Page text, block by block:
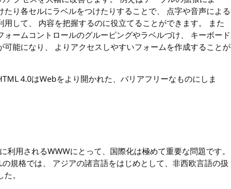
たり各セルにラベルをつけたりすることで、 点字や音声による
用して、 内容を把握するのに役立てることができます。 また
ームコントロールのグルーピングやラベルづけ、 キーボード
可能になり、 よりアクセスしやすいフォームを作成することが
4.0はWebをより開かれた、バリアフリーなものにしま
利用されるWWWにとって、国際化は極めて重要な問題です。
の規格では、 アジアの諸言語をはじめとして、非西欧言語の扱
。